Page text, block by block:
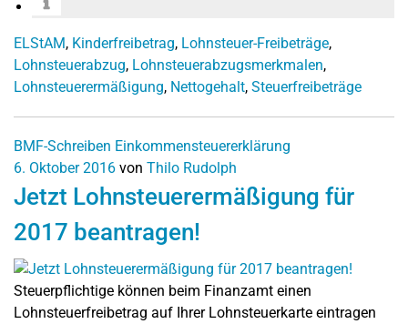
ELStAM, Kinderfreibetrag, Lohnsteuer-Freibeträge,
Lohnsteuerabzug, Lohnsteuerabzugsmerkmalen,
Lohnsteuerermäßigung, Nettogehalt, Steuerfreibeträge
BMF-Schreiben Einkommensteuererklärung
6. Oktober 2016 von Thilo Rudolph
Jetzt Lohnsteuerermäßigung für
2017 beantragen!
Steuerpflichtige können beim Finanzamt einen
Lohnsteuerfreibetrag auf Ihrer Lohnsteuerkarte eintragen